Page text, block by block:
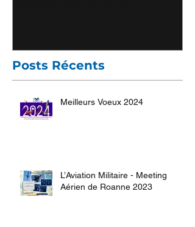
Posts Récents
Meilleurs Voeux 2024
L’Aviation Militaire - Meeting
Aérien de Roanne 2023